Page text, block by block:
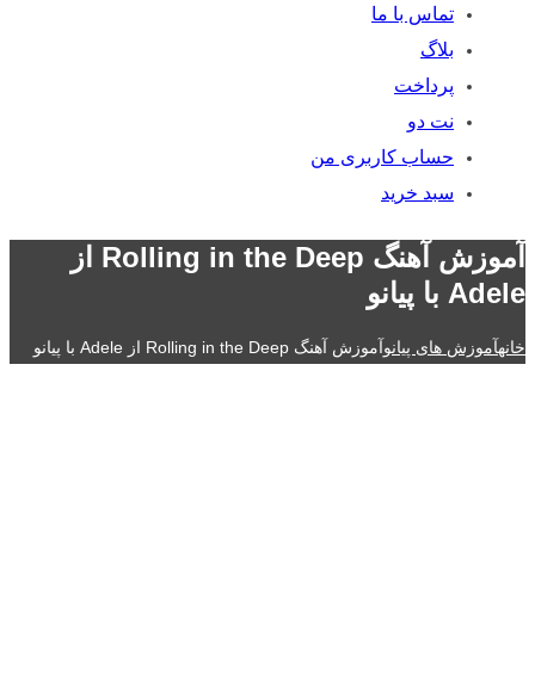
تماس با ما
بلاگ
پرداخت
نت دو
حساب کاربری من
سبد خرید
آموزش آهنگ Rolling in the Deep از
Adele با پیانو
خانهآموزش های پیانوآموزش آهنگ Rolling in the Deep از Adele با پیانو